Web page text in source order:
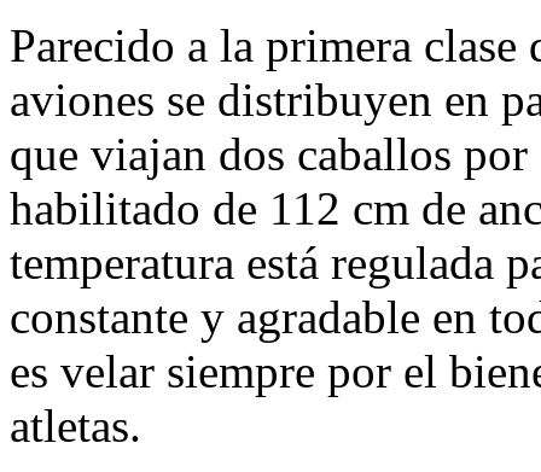
Parecido a la primera
aviones se distribuyen en
que viajan dos caballos
habilitado de 112 cm de
temperatura está regulada
constante y agradable en
es velar siempre por el
atletas.